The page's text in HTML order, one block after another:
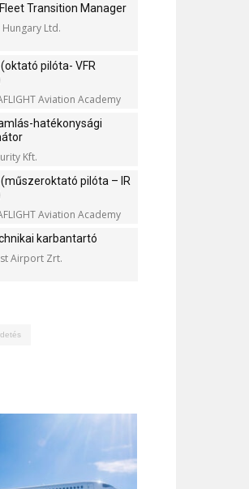
Transition Manager
Ltd.
pilóta- VFR
Aviation Academy
hatékonysági
Kft.
pilóta – IR
Aviation Academy
karbantartó
Airport Zrt.